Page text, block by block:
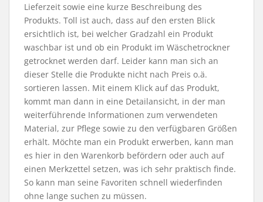
Lieferzeit sowie eine kurze Beschreibung des
Produkts. Toll ist auch, dass auf den ersten Blick
ersichtlich ist, bei welcher Gradzahl ein Produkt
waschbar ist und ob ein Produkt im Wäschetrockner
getrocknet werden darf. Leider kann man sich an
dieser Stelle die Produkte nicht nach Preis o.ä.
sortieren lassen. Mit einem Klick auf das Produkt,
kommt man dann in eine Detailansicht, in der man
weiterführende Informationen zum verwendeten
Material, zur Pflege sowie zu den verfügbaren Größen
erhält. Möchte man ein Produkt erwerben, kann man
es hier in den Warenkorb befördern oder auch auf
einen Merkzettel setzen, was ich sehr praktisch finde.
So kann man seine Favoriten schnell wiederfinden
ohne lange suchen zu müssen.